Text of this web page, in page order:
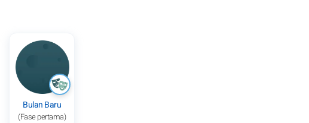
Bulan Baru
(Fase pertama)